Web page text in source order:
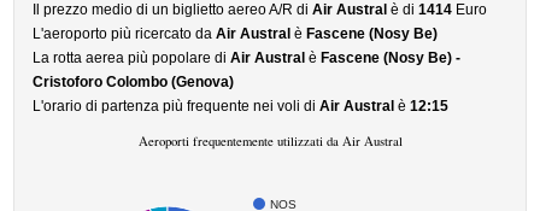
Il prezzo medio di un biglietto aereo A/R diAir Austral è di1414 Euro
L'aeroporto più ricercato daAir Austral è Fascene (Nosy Be)
La rotta aerea più popolare diAir Austral è Fascene (Nosy Be) -
Cristoforo Colombo (Genova)
L'orario di partenza più frequente nei voli diAir Austral è12:15
Aeroporti frequentemente utilizzati da Air Austral
NOS